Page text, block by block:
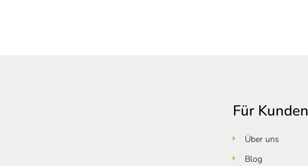
Für Kunden
Über uns
Blog